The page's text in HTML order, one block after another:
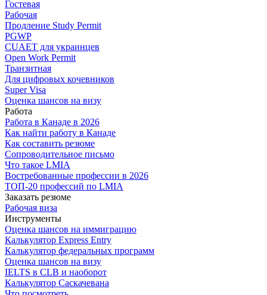
Гостевая
Рабочая
Продление Study Permit
PGWP
CUAET для украинцев
Open Work Permit
Транзитная
Для цифровых кочевников
Super Visa
Оценка шансов на визу
Работа
Работа в Канаде в 2026
Как найти работу в Канаде
Как составить резюме
Сопроводительное письмо
Что такое LMIA
Востребованные профессии в 2026
ТОП-20 профессий по LMIA
Заказать резюме
Рабочая виза
Инструменты
Оценка шансов на иммиграцию
Калькулятор Express Entry
Калькулятор федеральных программ
Оценка шансов на визу
IELTS в CLB и наоборот
Калькулятор Саскачевана